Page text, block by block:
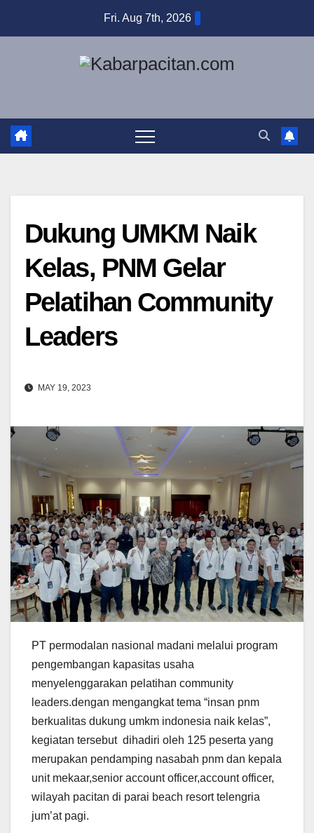
Fri. Aug 7th, 2026
Dukung UMKM Naik
Kelas, PNM Gelar
Pelatihan Community
Leaders
MAY 19, 2023
PT permodalan nasional madani melalui program
pengembangan kapasitas usaha
menyelenggarakan pelatihan community
leaders.dengan mengangkat tema “insan pnm
berkualitas dukung umkm indonesia naik kelas”,
kegiatan tersebut dihadiri oleh 125 peserta yang
merupakan pendamping nasabah pnm dan kepala
unit mekaar,senior account officer,account officer,
wilayah pacitan di parai beach resort telengria
jum’at pagi.